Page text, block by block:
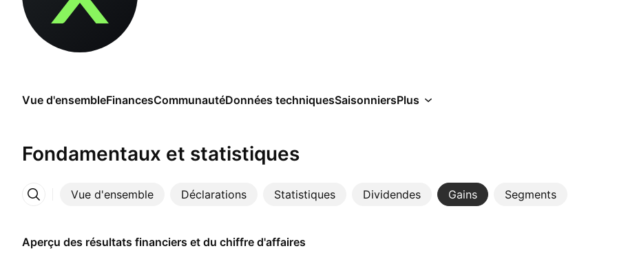
Vue d'ensembleFinancesCommunautéDonnées techniquesSaisonniersPlus
Fondamentaux et statistiques
Vue d'ensemble Déclarations Statistiques Dividendes Gains Segments
Plus
Aperçu des résultats financiers et du chiffre d'affaires